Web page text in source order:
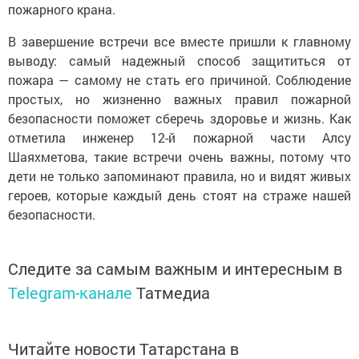
пожарного крана.
В завершение встречи все вместе пришли к главному
выводу: самый надежный способ защититься от
пожара — самому не стать его причиной. Соблюдение
простых, но жизненно важных правил пожарной
безопасности поможет сберечь здоровье и жизнь. Как
отметила инженер 12-й пожарной части Алсу
Шаяхметова, такие встречи очень важны, потому что
дети не только запоминают правила, но и видят живых
героев, которые каждый день стоят на страже нашей
безопасности.
Следите за самым важным и интересным в
Telegram-канале Татмедиа
Читайте новости Татарстана в